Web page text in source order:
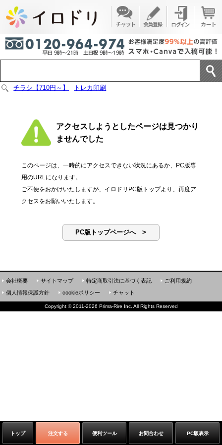
チラシ【710円～】 トレカ印刷
アクセスしようとしたページは見つかり
ませんでした
このページは、一時的にアクセスできない状況にあるか、PC版専
用のURLになります。
ご不便をおかけいたしますが、イロドリPC版トップより、再度ア
クセスをお願いいたします。
PC版トップページへ >
トップ 注文する 便利ツール お問合わせ PC版表示
会社概要 サイトマップ 特定商取引法に基づく表記
ご利用規約
個人情報保護方針
cookieポリシー チャット
Copyright ©2011-2026 Prima-Rire Inc. All Rights Reserved